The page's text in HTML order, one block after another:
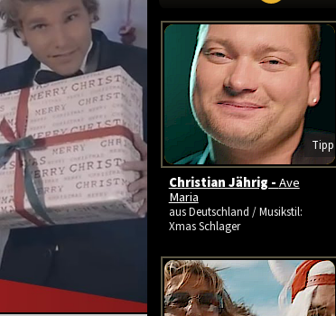
Tipp
Christian Jährig -Ave
Maria
aus Deutschland / Musikstil:
Xmas Schlager